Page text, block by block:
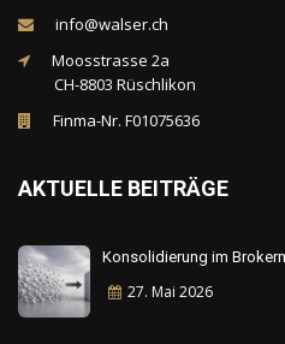
info@walser.ch
Moosstrasse 2a
CH-8803 Rüschlikon
Finma-Nr. F01075636
AKTUELLE BEITRÄGE
Konsolidierung im
27. Mai 2026